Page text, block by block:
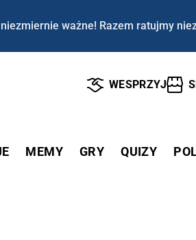
ważne! Razem ratujmy
WESPRZYJ
MEMY GRY QUIZY